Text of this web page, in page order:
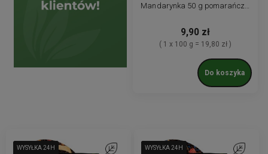
Mandarynka 50 g pomarańcza
9,90 zł
( 1 x 100 g = 19,80 zł )
Do koszyka
WYSYŁKA 24H
WYSYŁKA 24H
WYSYŁKA 24H Do ulubionychWYSYŁKA 24H
WYSYŁKA 24H
WYSYŁKA 24H
WYSYŁKA 24H Do